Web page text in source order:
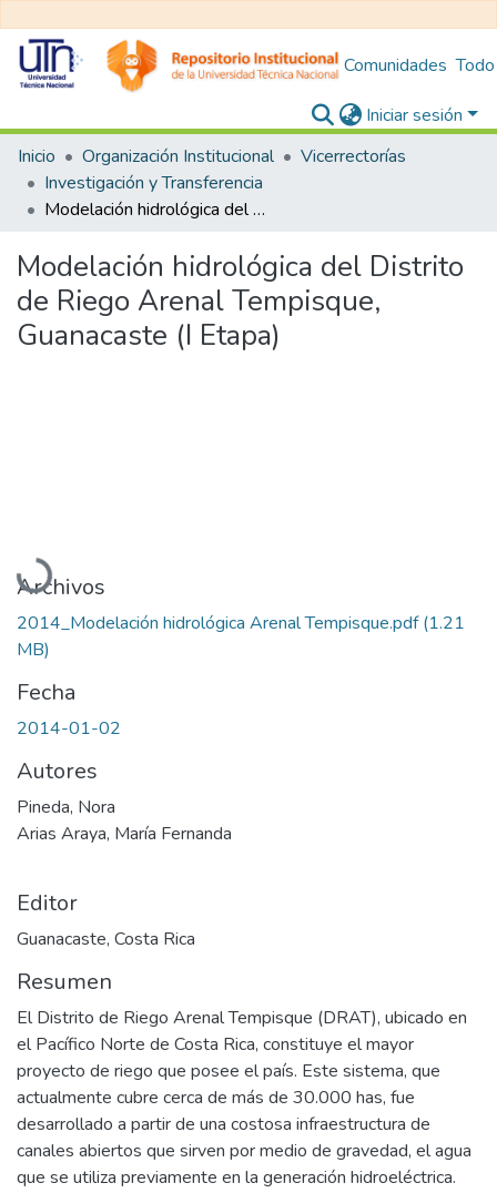
Comunidades
Iniciar sesión
Inicio
Organización Institucional
Vicerrectorías
Investigación y Transferencia
Modelación hidrológica del Distrito de Riego Arenal Tempisque, Guanacaste (I Etapa)
Modelación hidrológica del Distrito
de Riego Arenal Tempisque,
Guanacaste (I Etapa)
Cargando...
Archivos
2014_Modelación hidrológica Arenal Tempisque.pdf(1.21
MB)
Fecha
2014-01-02
Autores
Pineda, Nora
Arias Araya, María Fernanda
Editor
Guanacaste, Costa Rica
Resumen
El Distrito de Riego Arenal Tempisque (DRAT), ubicado en
el Pacífico Norte de Costa Rica, constituye el mayor
proyecto de riego que posee el país. Este sistema, que
actualmente cubre cerca de más de 30.000 has, fue
desarrollado a partir de una costosa infraestructura de
canales abiertos que sirven por medio de gravedad, el agua
que se utiliza previamente en la generación hidroeléctrica.